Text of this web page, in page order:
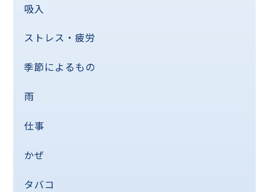
吸入
ストレス・疲労
季節によるもの
雨
仕事
かぜ
タバコ